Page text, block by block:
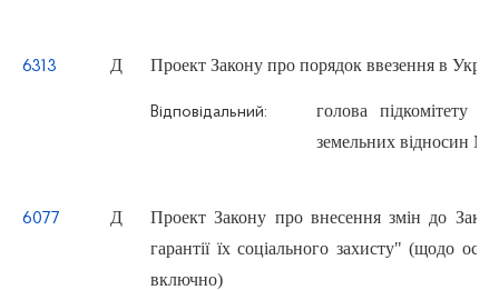
6313 Д Проект Закону про порядок ввезення в
Відповідальний:
голова підкомітету
земельних відносин
6077 Д
Проект Закону про внесення змін до
гарантії їх соціального захисту" (щодо
включно)